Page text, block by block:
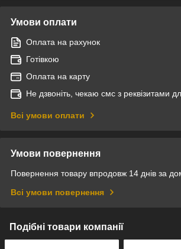
Умови оплати
Оплата на рахунок
Готівкою
Оплата на карту
Не дзвоніть, чекаю смс з реквізитами
Всі умови оплати
Умови повернення
Повернення товару впродовж 14 днів за
Всі умови повернення
Подібні товари компанії